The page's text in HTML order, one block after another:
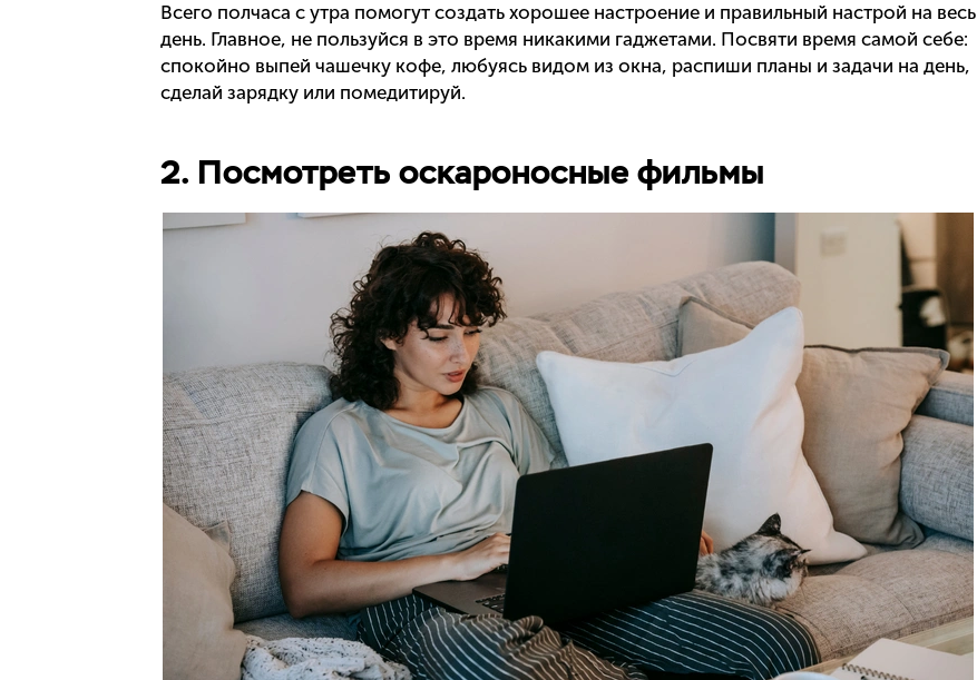
Всего полчаса с утра помогут создать хорошее настроение и правильный настрой на весь
день. Главное, не пользуйся в это время никакими гаджетами. Посвяти время самой себе:
спокойно выпей чашечку кофе, любуясь видом из окна, распиши планы и задачи на день,
сделай зарядку или помедитируй.
2. Посмотреть оскароносные фильмы